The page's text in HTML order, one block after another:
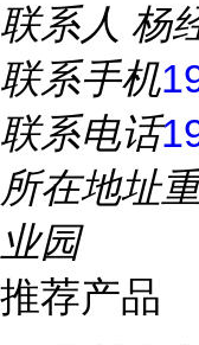
联系人 杨
联系手机
联系电话
所在地址
业园
推荐产品